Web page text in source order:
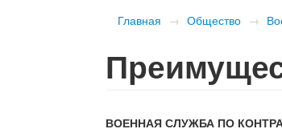
Главная → Общество →
ВОЕННАЯ СЛУЖБА ПО